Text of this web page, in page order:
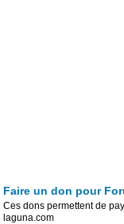
Faire un don pour
Ces dons permettent de
laguna.com